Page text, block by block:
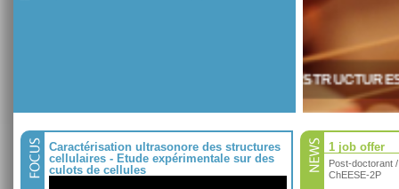
Caractérisation ultrasonore des structures
cellulaires - Etude expérimentale sur des
culots de cellules
1 job offer
Post-doctorant
ChEESE-2P